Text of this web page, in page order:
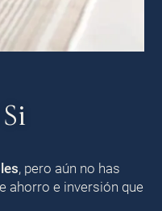
, pero aún no has
ahorro e inversión que